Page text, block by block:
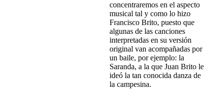
concentraremos en el aspecto
musical tal y como lo hizo
Francisco Brito, puesto que
algunas de las canciones
interpretadas en su versión
original van acompañadas por
un baile, por ejemplo: la
Saranda, a la que Juan Brito le
ideó la tan conocida danza de
la campesina.